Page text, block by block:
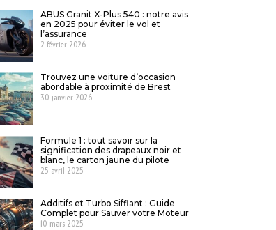
ABUS Granit X-Plus 540 : notre avis
en 2025 pour éviter le vol et
l’assurance
2 février 2026
Trouvez une voiture d’occasion
abordable à proximité de Brest
30 janvier 2026
Formule 1 : tout savoir sur la
signification des drapeaux noir et
blanc, le carton jaune du pilote
25 avril 2025
Additifs et Turbo Sifflant : Guide
Complet pour Sauver votre Moteur
10 mars 2025